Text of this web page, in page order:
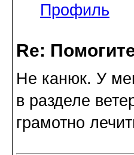
Профиль
Re:
Не канюк. У
в разделе
грамотно